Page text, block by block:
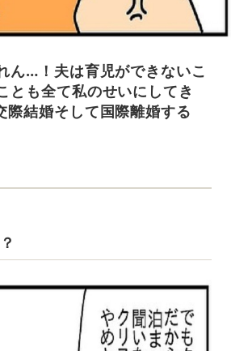
ん…！夫は育児ができないこ
とも全て私のせいにしてき
結婚そして国際離婚する